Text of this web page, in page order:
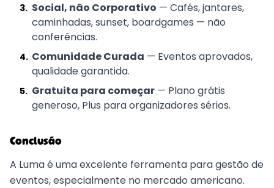
3. Social, não Corporativo — Cafés, jantares,
caminhadas, sunset, boardgames — não
conferências.
4. Comunidade Curada — Eventos aprovados,
qualidade garantida.
5. Gratuita para começar — Plano grátis
generoso, Plus para organizadores sérios.
Conclusão
A Luma é uma excelente ferramenta para gestão de
eventos, especialmente no mercado americano.